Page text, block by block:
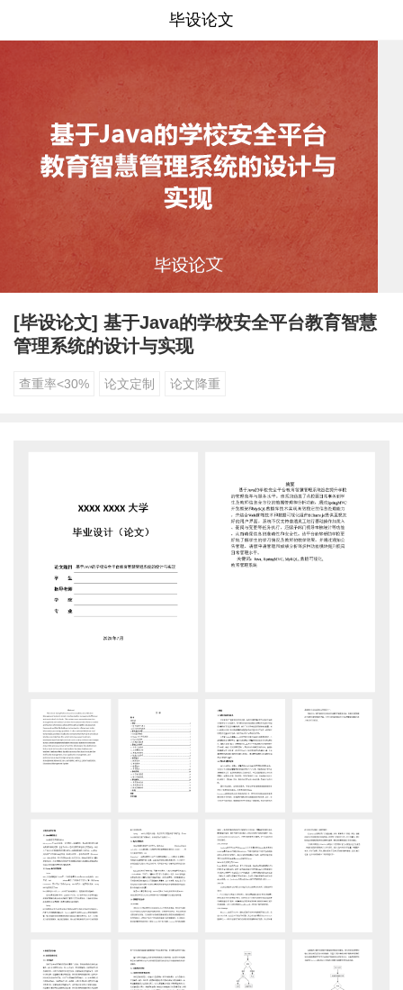
毕设论文
[毕设论文] 基于Java的学校安全平台教育智慧
管理系统的设计与实现
查重率<30% 论文定制 论文降重